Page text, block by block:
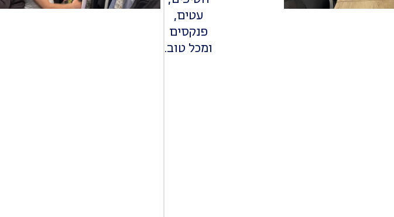
עטים,
פנקסים
ומכל טוב.